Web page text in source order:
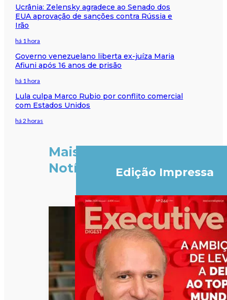
Ucrânia: Zelensky agradece ao Senado dos
EUA aprovação de sanções contra Rússia e
Irão
há 1 hora
Governo venezuelano liberta ex-juíza Maria
Afiuni após 16 anos de prisão
há 1 hora
Lula culpa Marco Rubio por conflito comercial
com Estados Unidos
há 2 horas
Mais
Notícias
Edição Impressa